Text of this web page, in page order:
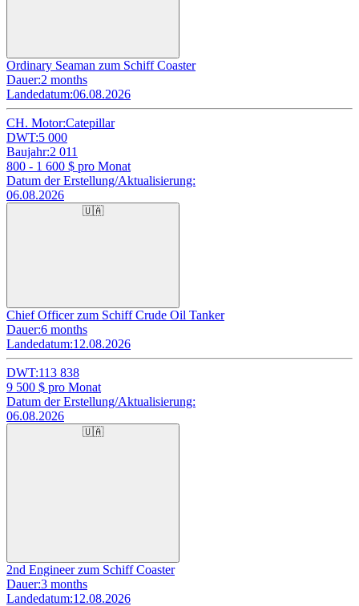
Ordinary Seaman zum Schiff Coaster
Dauer:2 months
Landedatum:06.08.2026
CH. Motor:Catepillar
DWT:5 000
Baujahr:2 011
800 - 1 600 $ pro Monat
Datum der Erstellung/Aktualisierung:
06.08.2026
🇺🇦
Chief Officer zum Schiff Crude Oil Tanker
Dauer:6 months
Landedatum:12.08.2026
DWT:113 838
9 500 $ pro Monat
Datum der Erstellung/Aktualisierung:
06.08.2026
🇺🇦
2nd Engineer zum Schiff Coaster
Dauer:3 months
Landedatum:12.08.2026